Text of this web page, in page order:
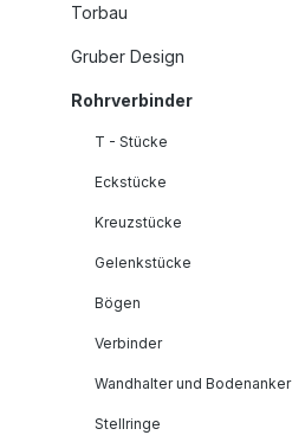
Torbau
Gruber Design
Rohrverbinder
T - Stücke
Eckstücke
Kreuzstücke
Gelenkstücke
Bögen
Verbinder
Wandhalter und Bodenanker
Stellringe